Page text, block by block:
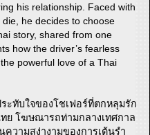
his relationship. Faced with
he decides to choose
story, shared from one
how the driver’s fearless
powerful love of a Thai
ะทับใจของโชเฟอร์ที่ตกหลุมรัก
ย โฆษณารถท่ามกลางเทศกาล
วามสง่างามของการเต้นรำ